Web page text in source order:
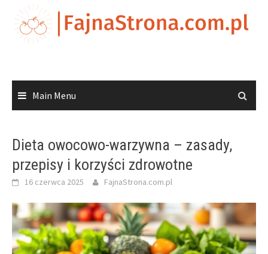
content
Main Menu
Dieta owocowo-warzywna – zasady,
przepisy i korzyści zdrowotne
16 czerwca 2025 FajnaStrona.com.pl